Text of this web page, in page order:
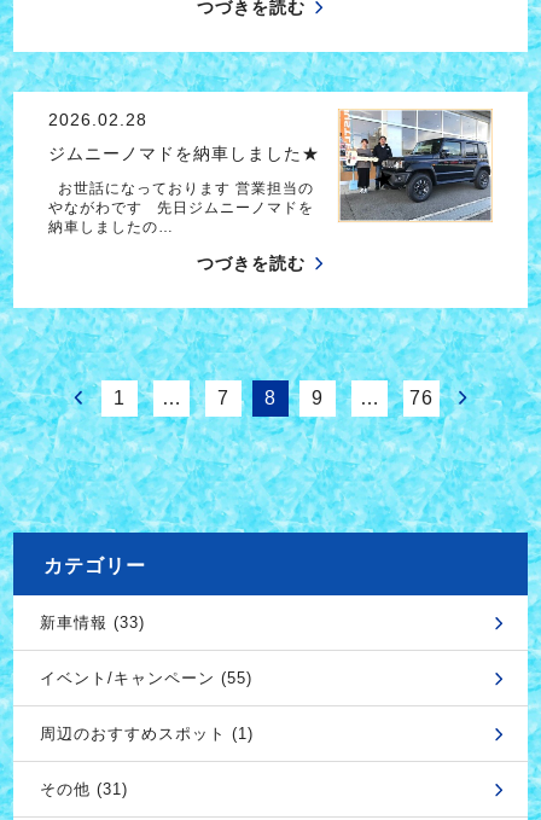
つづきを読む
2026.02.28
ジムニーノマドを納車しました★
お世話になっております 営業担当の
やながわです 先日ジムニーノマドを
納車しましたの…
つづきを読む
1 … 7 8 9 … 76
カテゴリー
新車情報 (33)
イベント/キャンペーン (55)
周辺のおすすめスポット (1)
その他 (31)